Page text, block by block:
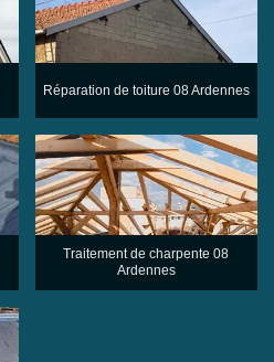
Réparation de toiture 08 Ardennes
Traitement de charpente 08
Ardennes